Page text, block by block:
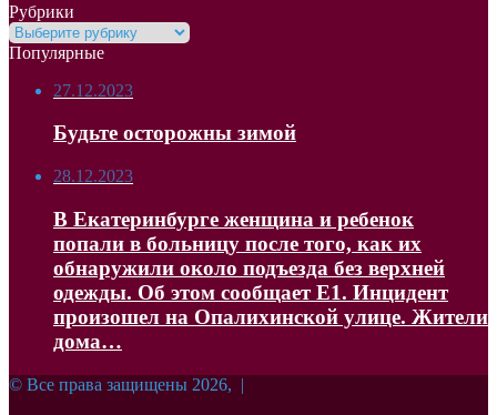
Рубрики
Рубрики
Популярные
27.12.2023
Будьте осторожны зимой
28.12.2023
В Екатеринбурге женщина и ребенок
попали в больницу после того, как их
обнаружили около подъезда без верхней
одежды. Об этом сообщает Е1. Инцидент
произошел на Опалихинской улице. Жители
дома…
© Все права защищены 2026, |